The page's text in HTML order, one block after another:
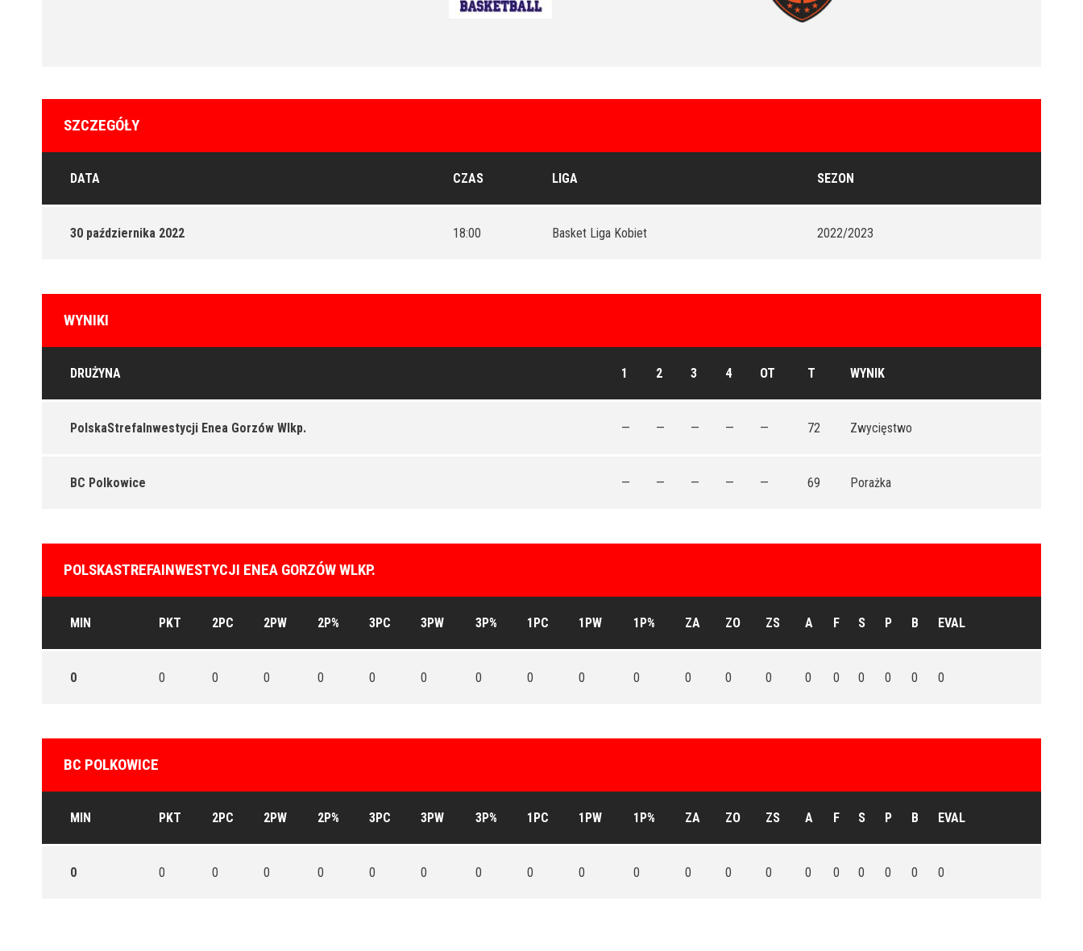
SZCZEGÓŁY
DATA CZAS LIGA SEZON
30 października 2022 18:00 Basket Liga Kobiet 2022/2023
WYNIKI
DRUŻYNA 1 2 3 4 OT T WYNIK
PolskaStrefaInwestycji Enea Gorzów Wlkp. — — — — — 72 Zwycięstwo
BC Polkowice — — — — — 69 Porażka
POLSKASTREFAINWESTYCJI ENEA GORZÓW WLKP.
MIN PKT 2PC 2PW 2P% 3PC 3PW 3P% 1PC 1PW 1P% ZA ZO ZS A F S P B EVAL
0 0 0 0 0 0 0 0 0 0 0 0 0 0 0 0 0 0 0 0
BC POLKOWICE
MIN PKT 2PC 2PW 2P% 3PC 3PW 3P% 1PC 1PW 1P% ZA ZO ZS A F S P B EVAL
0 0 0 0 0 0 0 0 0 0 0 0 0 0 0 0 0 0 0 0